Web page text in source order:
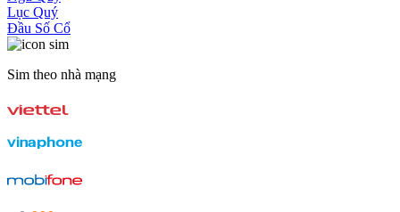
Lục Quý
Đầu Số Cổ
Sim theo nhà mạng